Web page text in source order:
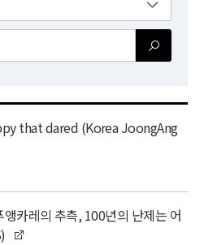
that dared (Korea JoongAng
카레의 추측, 100년의 난제는 어